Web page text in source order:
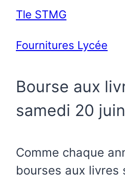
Tle STMG
Fournitures Lycée
Bourse aux
samedi 20 juin
Comme chaque
bourses aux livres